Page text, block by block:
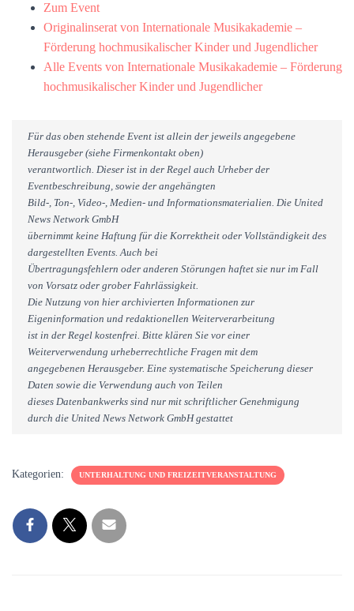
Zum Event
Originalinserat von Internationale Musikakademie –
Förderung hochmusikalischer Kinder und Jugendlicher
Alle Events von Internationale Musikakademie – Förderung
hochmusikalischer Kinder und Jugendlicher
Für das oben stehende Event ist allein der jeweils angegebene
Herausgeber (siehe Firmenkontakt oben)
verantwortlich. Dieser ist in der Regel auch Urheber der
Eventbeschreibung, sowie der angehängten
Bild-, Ton-, Video-, Medien- und Informationsmaterialien. Die United
News Network GmbH
übernimmt keine Haftung für die Korrektheit oder Vollständigkeit des
dargestellten Events. Auch bei
Übertragungsfehlern oder anderen Störungen haftet sie nur im Fall
von Vorsatz oder grober Fahrlässigkeit.
Die Nutzung von hier archivierten Informationen zur
Eigeninformation und redaktionellen Weiterverarbeitung
ist in der Regel kostenfrei. Bitte klären Sie vor einer
Weiterverwendung urheberrechtliche Fragen mit dem
angegebenen Herausgeber. Eine systematische Speicherung dieser
Daten sowie die Verwendung auch von Teilen
dieses Datenbankwerks sind nur mit schriftlicher Genehmigung
durch die United News Network GmbH gestattet
Kategorien: UNTERHALTUNG UND FREIZEITVERANSTALTUNG